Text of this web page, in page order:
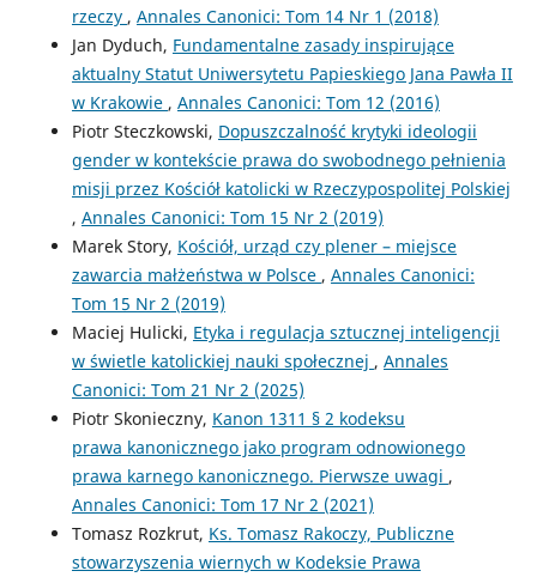
rzeczy , Annales Canonici: Tom 14 Nr 1 (2018)
Jan Dyduch, Fundamentalne zasady inspirujące
aktualny Statut Uniwersytetu Papieskiego Jana Pawła II
w Krakowie , Annales Canonici: Tom 12 (2016)
Piotr Steczkowski, Dopuszczalność krytyki ideologii
gender w kontekście prawa do swobodnego pełnienia
misji przez Kościół katolicki w Rzeczypospolitej Polskiej
, Annales Canonici: Tom 15 Nr 2 (2019)
Marek Story, Kościół, urząd czy plener – miejsce
zawarcia małżeństwa w Polsce , Annales Canonici:
Tom 15 Nr 2 (2019)
Maciej Hulicki, Etyka i regulacja sztucznej inteligencji
w świetle katolickiej nauki społecznej , Annales
Canonici: Tom 21 Nr 2 (2025)
Piotr Skonieczny, Kanon 1311 § 2 kodeksu
prawa kanonicznego jako program odnowionego
prawa karnego kanonicznego. Pierwsze uwagi ,
Annales Canonici: Tom 17 Nr 2 (2021)
Tomasz Rozkrut, Ks. Tomasz Rakoczy, Publiczne
stowarzyszenia wiernych w Kodeksie Prawa